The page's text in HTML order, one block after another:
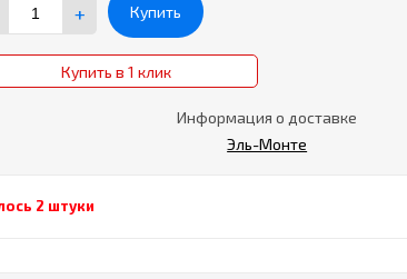
+ Купить
Купить в 1 клик
Информация о доставке
Эль-Монте
2 штуки